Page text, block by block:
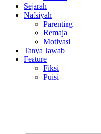
Sejarah
Nafsiyah
Parenting
Remaja
Motivasi
Tanya Jawab
Feature
Fiksi
Puisi